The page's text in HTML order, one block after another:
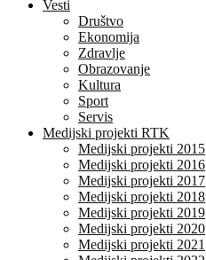
Vesti
Društvo
Ekonomija
Zdravlje
Obrazovanje
Kultura
Sport
Servis
Medijski projekti RTK
Medijski projekti 2015
Medijski projekti 2016
Medijski projekti 2017
Medijski projekti 2018
Medijski projekti 2019
Medijski projekti 2020
Medijski projekti 2021